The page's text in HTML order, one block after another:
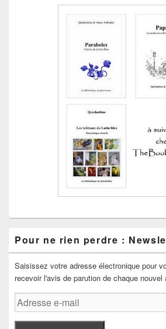
Pour ne rien perdre :
Saisissez votre adresse électronique pour
recevoir l'avis de parution de chaque nouvel
Adresse
e-
mail